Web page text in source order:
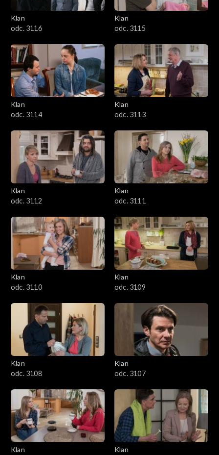
Klan
odc. 3116
Klan
odc. 3115
Klan
odc. 3114
Klan
odc. 3113
Klan
odc. 3112
Klan
odc. 3111
Klan
odc. 3110
Klan
odc. 3109
Klan
odc. 3108
Klan
odc. 3107
Klan
Klan